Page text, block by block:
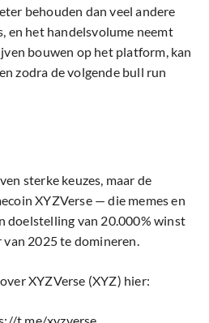
behouden dan veel andere
en het handelsvolume neemt
bouwen op het platform, kan
zodra de volgende bull run
sterke keuzes, maar de
XYZVerse — die memes en
doelstelling van 20.000% winst
2025 te domineren.
XYZVerse (XYZ) hier: